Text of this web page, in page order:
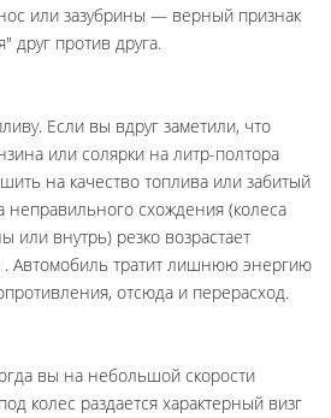
или зазубрины — верный признак
друг против друга.
Если вы вдруг заметили, что
или солярки на литр-полтора
на качество топлива или забитый
схождения (колеса
или внутрь) резко возрастает
. Автомобиль тратит лишнюю энергию
отсюда и перерасход.
вы на небольшой скорости
колес раздается характерный визг